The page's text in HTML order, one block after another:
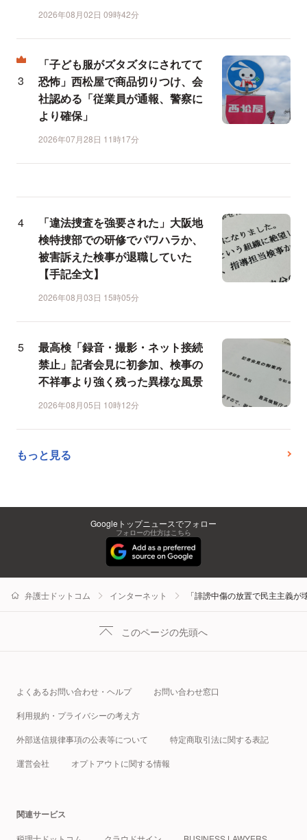
2026年08月02日 09時42分
「子ども服がズタズタにされてて
恐怖」西松屋で商品切りつけ、会
社認める「従業員が通報、警察に
より確保」
2026年07月28日 11時17分
「違法捜査を強要された」大阪地
検特捜部での研修でパワハラか、
被害訴えた検事が退職していた
【手記全文】
2026年08月03日 15時05分
最高検「録音・撮影・ネット接続
禁止」記者会見に初参加、検事の
不祥事より強く残った異様な風景
2026年08月05日 10時12分
もっと見る
Googleトップニュースでフォロー
フォローの仕方はこちら
弁護士ドットコム インターネット 「誹謗中傷の放置で民主主義
このページの先頭へ
よくあるお問い合わせ・ヘルプ お問い合わせ窓口
利用規約・プライバシーの考え方
外部送信規律事項の公表等について 特定商取引法に関する表記
運営会社 オプトアウトに関する情報
関連サービス